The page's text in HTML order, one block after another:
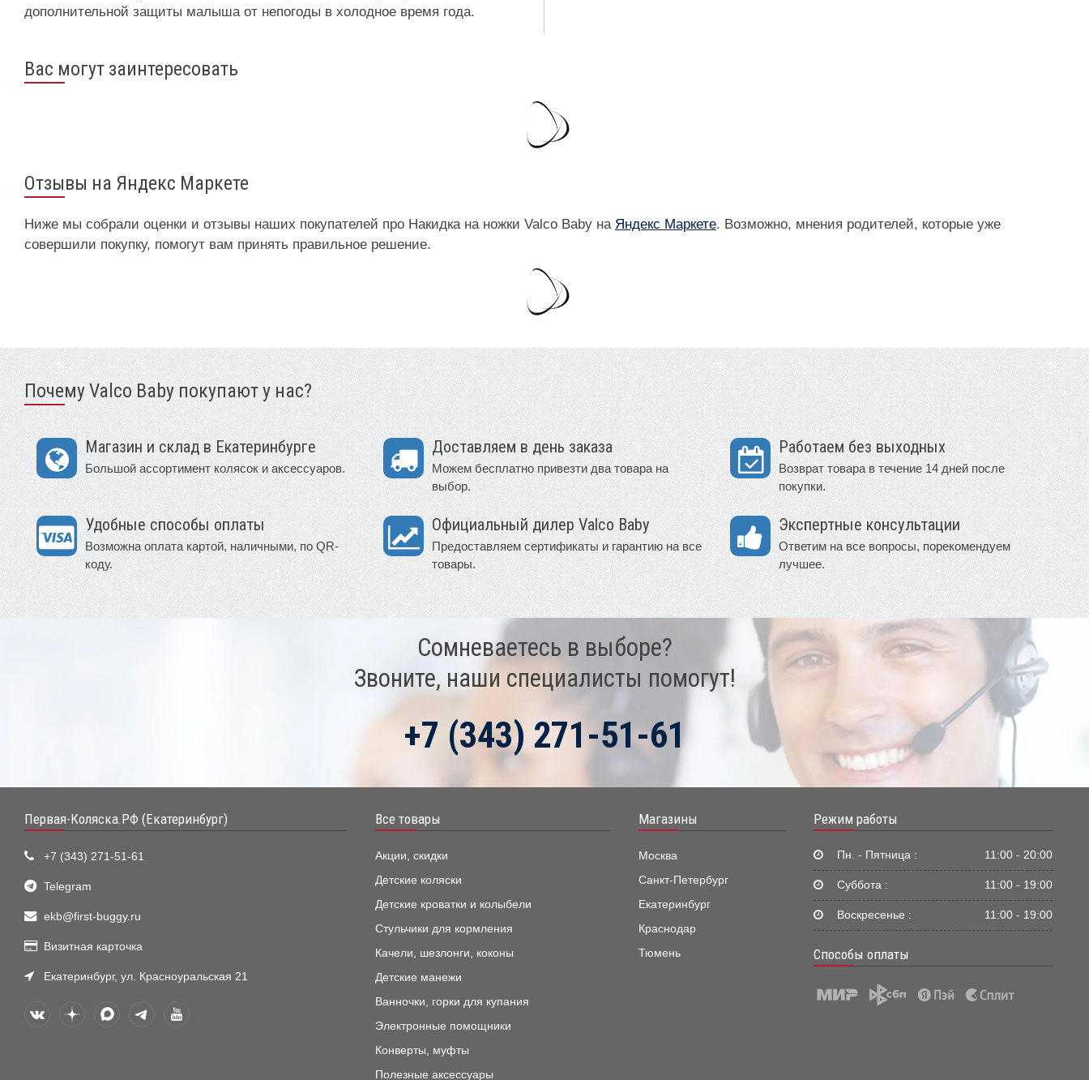
дополнительной защиты малыша от непогоды в холодное время года.
Вас могут заинтересовать
Отзывы на Яндекс Маркете
Ниже мы собрали оценки и отзывы наших покупателей про Накидка на ножки Valco Baby на Яндекс Маркете. Возможно, мнения родителей, которые уже
совершили покупку, помогут вам принять правильное решение.
Почему Valco Baby покупают у нас?
Магазин и склад в Екатеринбурге
Большой ассортимент колясок и аксессуаров.
Доставляем в день заказа
Можем бесплатно привезти два товара на
выбор.
Работаем без выходных
Возврат товара в течение 14 дней после
покупки.
Удобные способы оплаты
Возможна оплата картой, наличными, по QR-
коду.
Официальный дилер Valco Baby
Предоставляем сертификаты и гарантию на все
товары.
Экспертные консультации
Ответим на все вопросы, порекомендуем
лучшее.
Сомневаетесь в выборе?
Звоните, наши специалисты помогут!
+7 (343) 271-51-61
Первая-Коляска.РФ (Екатеринбург)
+7 (343) 271-51-61
Telegram
ekb@first-buggy.ru
Визитная карточка
Екатеринбург, ул. Красноуральская 21
Все товары
Акции, скидки
Детские коляски
Детские кроватки и колыбели
Стульчики для кормления
Качели, шезлонги, коконы
Детские манежи
Ванночки, горки для купания
Электронные помощники
Конверты, муфты
Полезные аксессуары
Магазины
Москва
Санкт-Петербург
Екатеринбург
Краснодар
Тюмень
Режим работы
Пн. - Пятница : 11:00 - 20:00
Суббота : 11:00 - 19:00
Воскресенье : 11:00 - 19:00
Способы оплаты